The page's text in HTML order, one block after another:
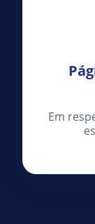
Em